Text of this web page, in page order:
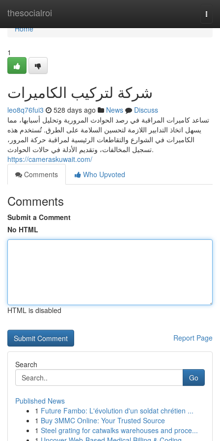
thesocialroi
Home
Home
1
شركة لتركيب الكاميرات
leo8q76fui3 528 days ago News
Discuss
تساعد كاميرات المراقبة في رصد الحوادث المرورية وتحليل أسبابها، مما
يسهل اتخاذ التدابير اللازمة لتحسين السلامة على الطرق. تُستخدم هذه
الكاميرات في الشوارع والتقاطعات الرئيسية لمراقبة حركة المرور،
تسجيل المخالفات، وتقديم الأدلة في حالات الحوادث.
https://cameraskuwait.com/
Comments
Who Upvoted
Comments
Submit a Comment
No HTML
HTML is disabled
Report Page
Search
Go
Published News
1 Future Fambo: L'évolution d'un soldat chrétien ...
1 Buy 3MMC Online: Your Trusted Source
1 Steel grating for catwalks warehouses and proce...